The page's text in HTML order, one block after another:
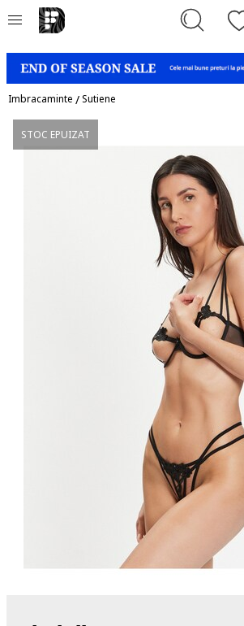
Imbracaminte /Sutiene
STOC EPUIZAT